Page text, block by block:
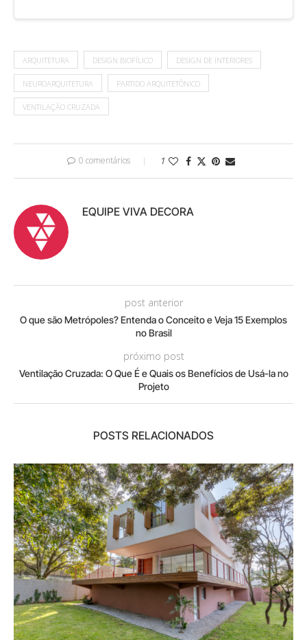
ARQUITETURA DESIGN BIOFÍLICO DESIGN DE INTERIORES
NEUROARQUITETURA PARTIDO ARQUITETÔNICO
VENTILAÇÃO CRUZADA
0 comentários 1
EQUIPE VIVA DECORA
post anterior
O que são Metrópoles? Entenda o Conceito e Veja 15 Exemplos
no Brasil
próximo post
Ventilação Cruzada: O Que É e Quais os Benefícios de Usá-la no
Projeto
POSTS RELACIONADOS